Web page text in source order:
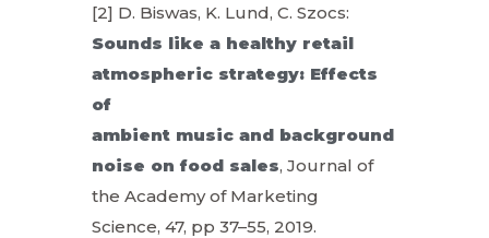
[2] D. Biswas, K. Lund, C. Szocs:
Sounds like a healthy retail
atmospheric strategy: Effects
of
ambient music and background
noise on food sales, Journal of
the Academy of Marketing
Science, 47, pp 37–55, 2019.